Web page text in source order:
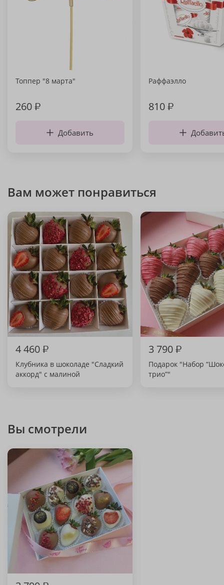
Топпер "8 марта"
260₽
Добавить
Раффаэлло
810₽
Вам может понравиться
4 460₽
Клубника в шоколаде "Сладкий
аккорд" с малиной
3 790₽
Подарок "Набор
трио”"
Вы смотрели